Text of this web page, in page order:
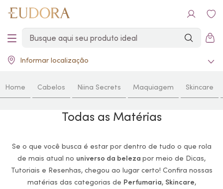
Informar localização
Home Cabelos Niina Secrets Maquiagem Skincare
Todas as Matérias
Se o que você busca é estar por dentro de tudo o que rola
de mais atual no universo da beleza por meio de Dicas,
Tutoriais e Resenhas, chegou ao lugar certo! Confira nossas
matérias das categorias de Perfumaria, Skincare,